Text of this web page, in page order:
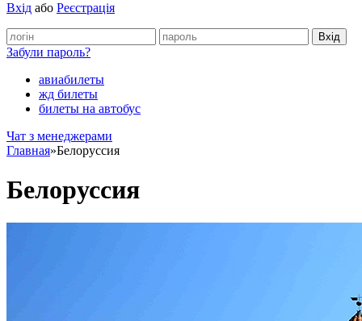
Вхід або Реєстрація
Забули пароль?
авиабилеты
жд билеты
билеты на автобус
Чат з менеджерами
Главная»Белоруссия
Белоруссия